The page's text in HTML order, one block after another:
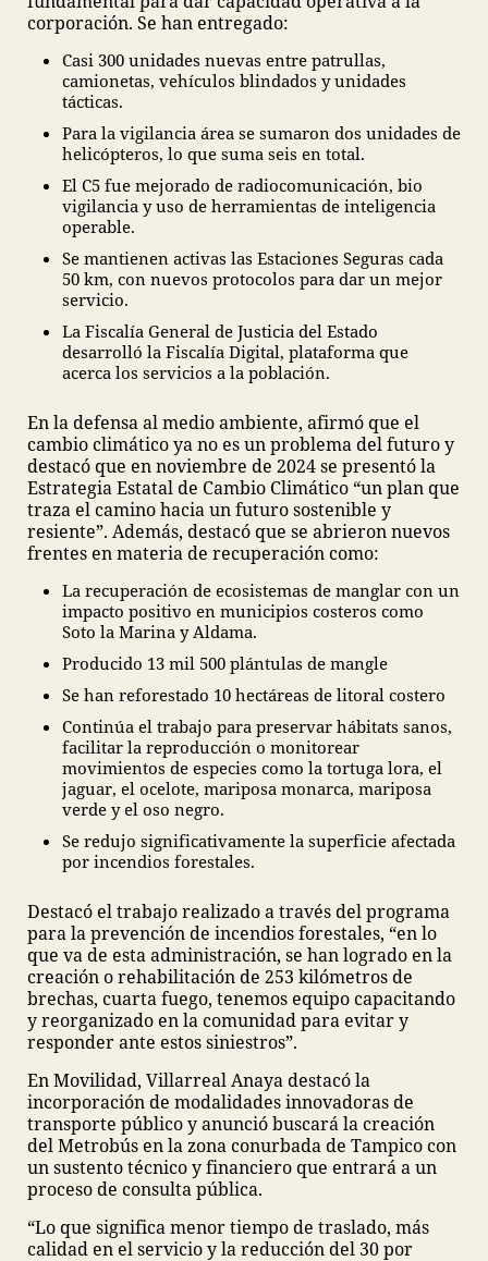
corporación. Se han entregado:
Casi 300 unidades nuevas entre patrullas,
camionetas, vehículos blindados y unidades
tácticas.
Para la vigilancia área se sumaron dos unidades de
helicópteros, lo que suma seis en total.
El C5 fue mejorado de radiocomunicación, bio
vigilancia y uso de herramientas de inteligencia
operable.
Se mantienen activas las Estaciones Seguras cada
50 km, con nuevos protocolos para dar un mejor
servicio.
La Fiscalía General de Justicia del Estado
desarrolló la Fiscalía Digital, plataforma que
acerca los servicios a la población.
En la defensa al medio ambiente, afirmó que el
cambio climático ya no es un problema del futuro y
destacó que en noviembre de 2024 se presentó la
Estrategia Estatal de Cambio Climático “un plan que
traza el camino hacia un futuro sostenible y
resiente”. Además, destacó que se abrieron nuevos
frentes en materia de recuperación como:
La recuperación de ecosistemas de manglar con un
impacto positivo en municipios costeros como
Soto la Marina y Aldama.
Producido 13 mil 500 plántulas de mangle
Se han reforestado 10 hectáreas de litoral costero
Continúa el trabajo para preservar hábitats sanos,
facilitar la reproducción o monitorear
movimientos de especies como la tortuga lora, el
jaguar, el ocelote, mariposa monarca, mariposa
verde y el oso negro.
Se redujo significativamente la superficie afectada
por incendios forestales.
Destacó el trabajo realizado a través del programa
para la prevención de incendios forestales, “en lo
que va de esta administración, se han logrado en la
creación o rehabilitación de 253 kilómetros de
brechas, cuarta fuego, tenemos equipo capacitando
y reorganizado en la comunidad para evitar y
responder ante estos siniestros”.
En Movilidad, Villarreal Anaya destacó la
incorporación de modalidades innovadoras de
transporte público y anunció buscará la creación
del Metrobús en la zona conurbada de Tampico con
un sustento técnico y financiero que entrará a un
proceso de consulta pública.
“Lo que significa menor tiempo de traslado, más
calidad en el servicio y la reducción del 30 por